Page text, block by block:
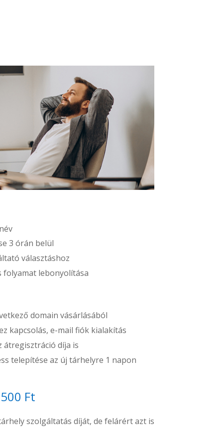
3 órán belül
választáshoz
folyamat lebonyolítása
domain vásárlásából
kapcsolás, e-mail fiók kialakítás
átregisztráció díja is
telepítése az új tárhelyre 1 napon
Ft
szolgáltatás díját, de felárért azt is